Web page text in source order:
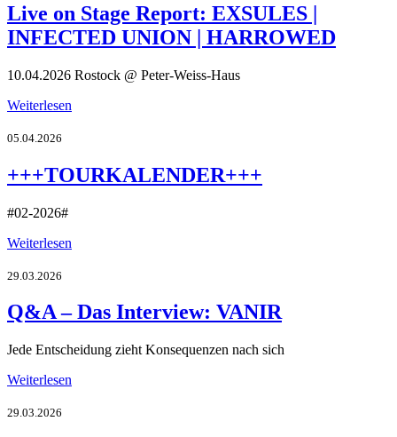
Live on Stage Report: EXSULES |
INFECTED UNION | HARROWED
10.04.2026 Rostock @ Peter-Weiss-Haus
Weiterlesen
05.04.2026
+++TOURKALENDER+++
#02-2026#
Weiterlesen
29.03.2026
Q&A – Das Interview: VANIR
Jede Entscheidung zieht Konsequenzen nach sich
Weiterlesen
29.03.2026